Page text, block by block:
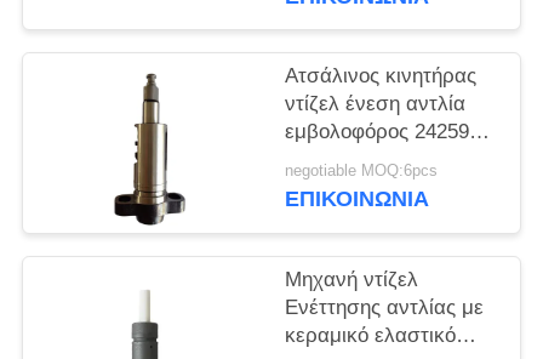
Ατσάλινος κινητήρας
ντίζελ ένεση αντλία
εμβολοφόρος 2425989
για βέλτιστο στοιχείο
καυσίμου
negotiable MOQ:6pcs
ΕΠΙΚΟΙΝΩΝΙΑ
Μηχανή ντίζελ
Ενέττησης αντλίας με
κεραμικό ελαστικό